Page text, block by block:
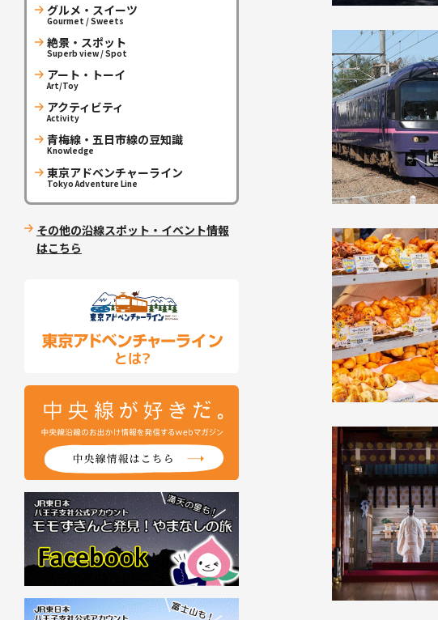
グルメ・スイーツ
Gourmet / Sweets
絶景・スポット
Superb view / Spot
アート・トーイ
Art/Toy
アクティビティ
Activity
青梅線・五日市線の豆知識
Knowledge
東京アドベンチャーライン
Tokyo Adventure Line
その他の沿線スポット・イベント情報
はこちら